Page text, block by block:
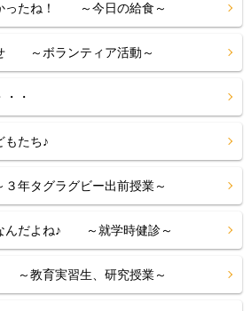
ったね！ ～今日の給食～
～ボランティア活動～
・
もたち♪
タグラグビー出前授業～
んだよね♪ ～就学時健診～
教育実習生、研究授業～